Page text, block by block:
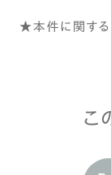
★本件に関する
こ